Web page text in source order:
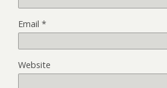
Email *
Website